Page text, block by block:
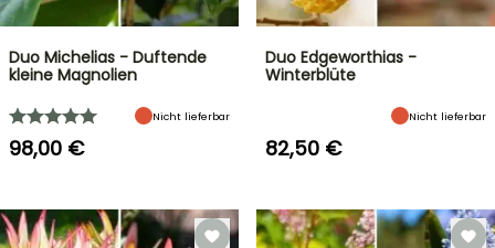
Duo Michelias - Duftende
kleine Magnolien
Nicht lieferbar
98,00 €
Duo Edgeworthias -
Winterblüte
Nicht lieferbar
82,50 €